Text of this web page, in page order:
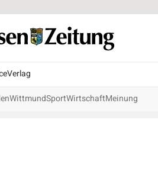
Verlag
WittmundSportWirtschaftMeinung